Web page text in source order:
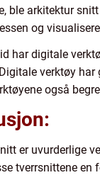
ble arkitektur
og
har digitale
verktøy
også
er uvurderlige
tverrsnittene en